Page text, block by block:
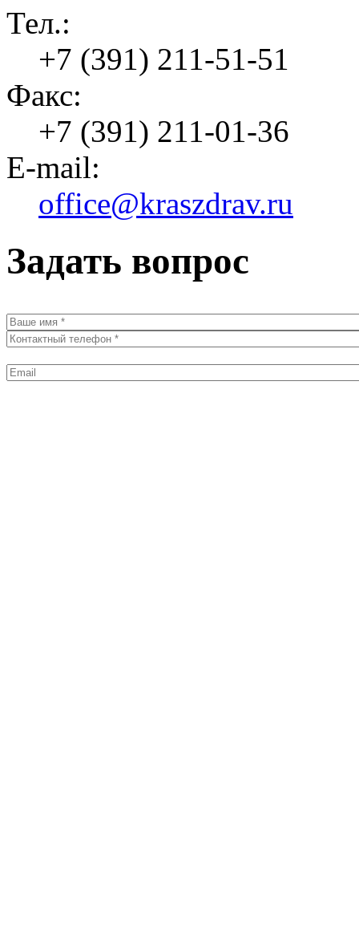
Тел.:
+7 (391) 211-51-51
Факс:
+7 (391) 211-01-36
E-mail:
office@kraszdrav.ru
Задать вопрос